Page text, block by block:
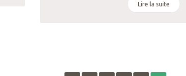
Lire la suite